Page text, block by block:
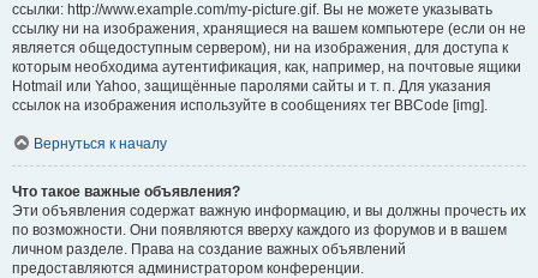
ссылки: http://www.example.com/my-picture.gif. Вы не можете указывать
ссылку ни на изображения, хранящиеся на вашем компьютере (если он не
является общедоступным сервером), ни на изображения, для доступа к
которым необходима аутентификация, как, например, на почтовые ящики
Hotmail или Yahoo, защищённые паролями сайты и т. п. Для указания
ссылок на изображения используйте в сообщениях тег BBCode [img].
Вернуться к началу
Что такое важные объявления?
Эти объявления содержат важную информацию, и вы должны прочесть их
по возможности. Они появляются вверху каждого из форумов и в вашем
личном разделе. Права на создание важных объявлений
предоставляются администратором конференции.